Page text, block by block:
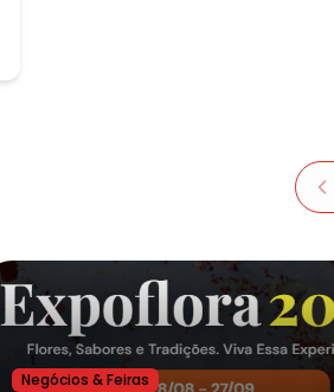
Negócios & Feiras